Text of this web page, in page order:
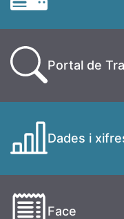
Portal de
Dades i
Face